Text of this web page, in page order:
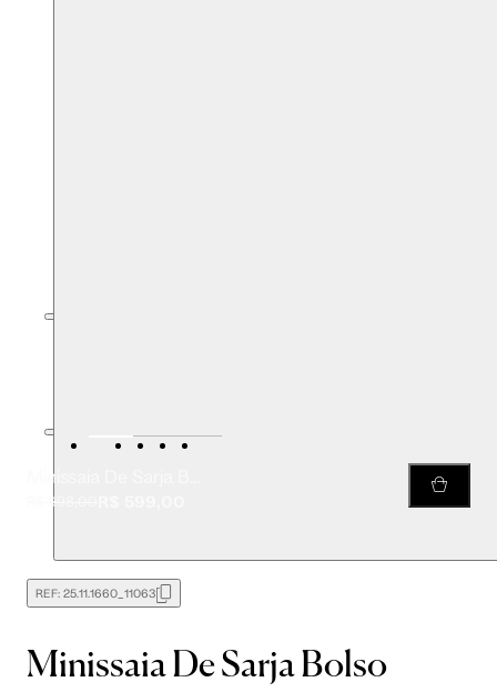
R$ 998,00
REF: 25.11.1660_11063
Minissaia De Sarja Bolso